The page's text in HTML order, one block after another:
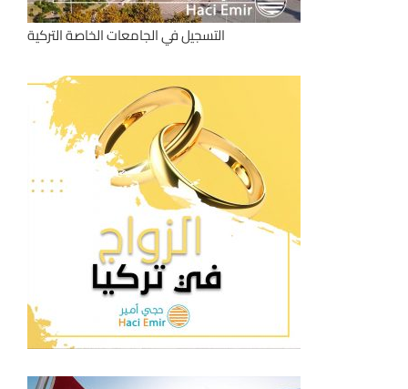
التسجيل في الجامعات الخاصة التركية